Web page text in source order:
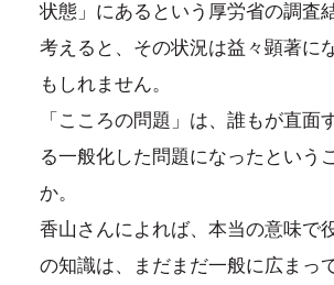
状態」にあるという厚労省の調査
考えると、その状況は益々顕著に
もしれません。
「こころの問題」は、誰もが直面
る一般化した問題になったという
か。
香山さんによれば、本当の意味で
の知識は、まだまだ一般に広まっ